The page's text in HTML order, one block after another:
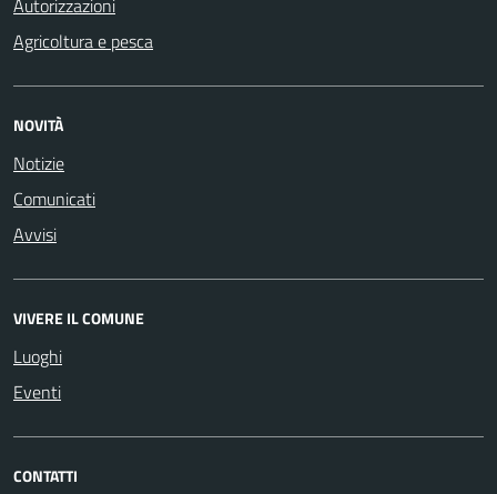
Autorizzazioni
Agricoltura e pesca
NOVITÀ
Notizie
Comunicati
Avvisi
VIVERE IL COMUNE
Luoghi
Eventi
CONTATTI